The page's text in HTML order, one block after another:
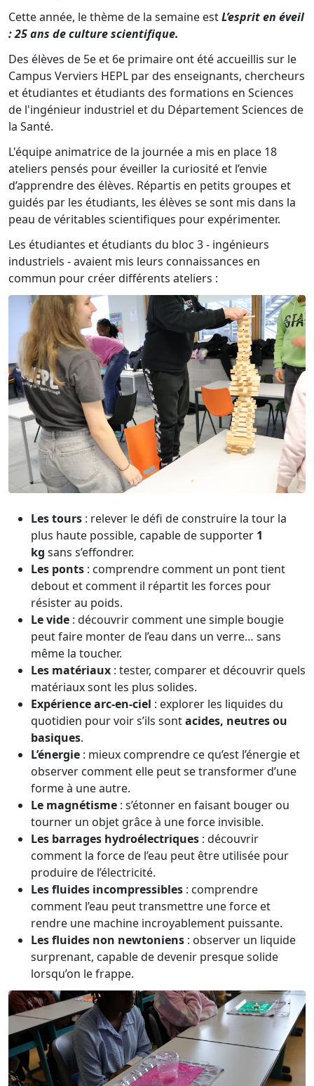
Cette année, le thème de la semaine estL’esprit en éveil
: 25 ans de culture scientifique.
Des élèves de 5e et 6e primaire ont été accueillis sur le
Campus Verviers HEPL par des enseignants, chercheurs
et étudiantes et étudiants des formations en Sciences
de l'ingénieur industriel et du Département Sciences de
la Santé.
L'équipe animatrice de la journée a mis en place 18
ateliers pensés pour éveiller la curiosité et l’envie
d’apprendre des élèves. Répartis en petits groupes et
guidés par les étudiants, les élèves se sont mis dans la
peau de véritables scientifiques pour expérimenter.
Les étudiantes et étudiants du bloc 3 - ingénieurs
industriels - avaient mis leurs connaissances en
commun pour créer différents ateliers :
Les tours : relever le défi de construire la tour la
plus haute possible, capable de supporter 1
kg sans s’effondrer.
Les ponts : comprendre comment un pont tient
debout et comment il répartit les forces pour
résister au poids.
Le vide : découvrir comment une simple bougie
peut faire monter de l’eau dans un verre… sans
même la toucher.
Les matériaux : tester, comparer et découvrir quels
matériaux sont les plus solides.
Expérience arc-en-ciel : explorer les liquides du
quotidien pour voir s’ils sontacides, neutres ou
basiques.
L’énergie : mieux comprendre ce qu’est l’énergie et
observer comment elle peut se transformer d’une
forme à une autre.
Le magnétisme : s’étonner en faisant bouger ou
tourner un objet grâce à une force invisible.
Les barrages hydroélectriques : découvrir
comment la force de l’eau peut être utilisée pour
produire de l’électricité.
Les fluides incompressibles : comprendre
comment l’eau peut transmettre une force et
rendre une machine incroyablement puissante.
Les fluides non newtoniens : observer un liquide
surprenant, capable de devenir presque solide
lorsqu’on le frappe.